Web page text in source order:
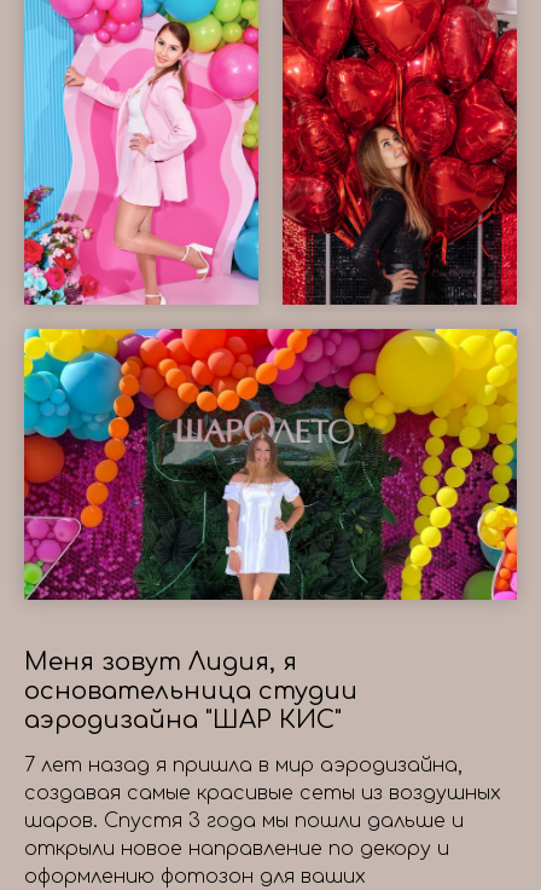
Меня зовут Лидия, я
основательница студии
аэродизайна "ШАР КИС"
7 лет назад я пришла в мир аэродизайна,
создавая самые красивые сеты из воздушных
шаров. Спустя 3 года мы пошли дальше и
открыли новое направление по декору и
оформлению фотозон для ваших